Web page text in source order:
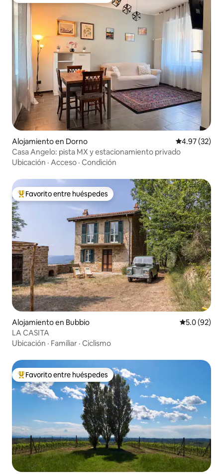
Alojamiento en Dorno Calificación
4.97 (32)
Casa Angelo: pista MX y estacionamiento privado
Ubicación · Acceso · Condición
Favorito entre huéspedes preferido
Favorito entre huéspedes
Alojamiento en Bubbio Calificación
5.0 (92)
LA CASITA
Ubicación · Familiar · Ciclismo
Favorito entre huéspedes preferido
Favorito entre huéspedes